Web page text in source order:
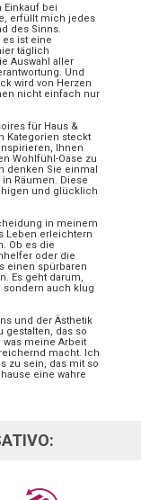
Einkauf bei
erfüllt mich jedes
des Sinns.
es ist eine
täglich
Auswahl aller
Und
wird von Herzen
nicht einfach nur
für Haus &
Kategorien steckt
Ihnen
Wohlfühl-Oase zu
denken Sie einmal
Räumen. Diese
und glücklich
in meinem
Leben erleichtern
Ob es die
oder die
einen spürbaren
Es geht darum,
auch klug
und der Ästhetik
gestalten, das so
meine Arbeit
macht. Ich
zu sein, das mit so
eine wahre